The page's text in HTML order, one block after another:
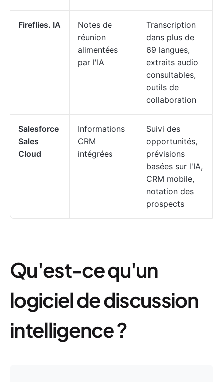
Fireflies. IA
Notes de
réunion
alimentées
par l'IA
Transcription
dans plus de
69 langues,
extraits audio
consultables,
outils de
collaboration
Salesforce
Sales
Cloud
Informations
CRM
intégrées
Suivi des
opportunités,
prévisions
basées sur l'IA,
CRM mobile,
notation des
prospects
Qu'est-ce qu'un
logiciel de discussion
intelligence ?